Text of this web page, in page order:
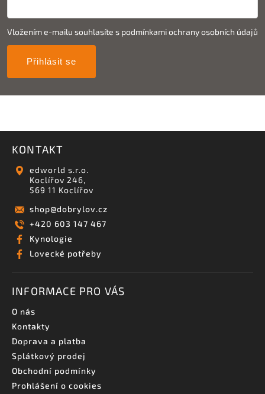
Vložením e-mailu souhlasíte s podmínkami ochrany osobních údajů
Přihlásit se
KONTAKT
edworld s.r.o.
Koclířov 246,
569 11 Koclířov
shop@dobrylov.cz
+420 603 147 467
Kynologie
Lovecké potřeby
INFORMACE PRO VÁS
O nás
Kontakty
Doprava a platba
Splátkový prodej
Obchodní podmínky
Prohlášení o cookies